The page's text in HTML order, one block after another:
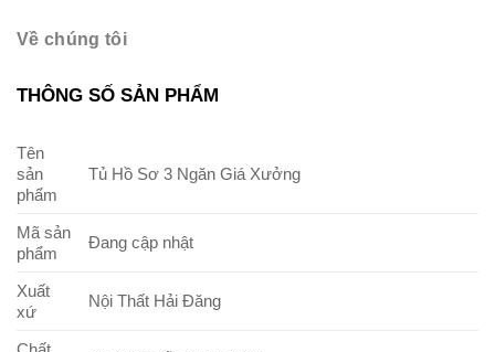
Về chúng tôi
THÔNG SỐ SẢN PHẨM
Tên
sản
phẩm
Tủ Hồ Sơ 3 Ngăn Giá Xưởng
Mã sản
phẩm
Đang cập nhật
Xuất
xứ
Nội Thất Hải Đăng